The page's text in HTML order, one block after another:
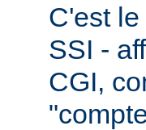
C'est
SSI -
CGI,